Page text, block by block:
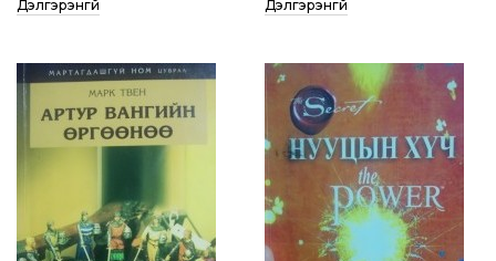
Дэлгэрэнгүй Дэлгэрэнгүй